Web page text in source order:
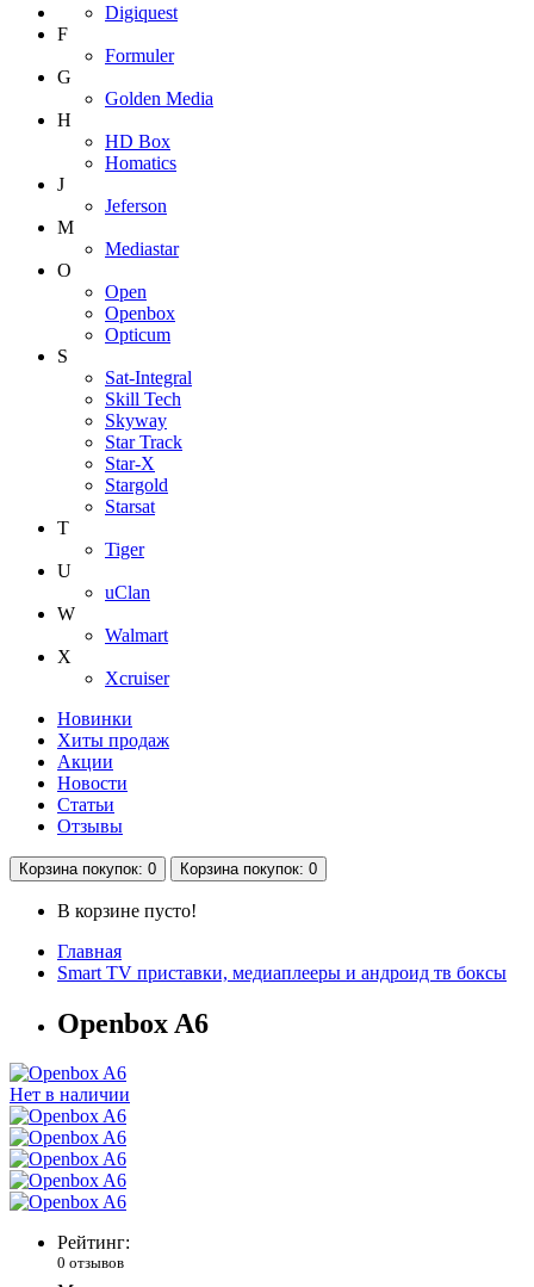
Digiquest
F
Formuler
G
Golden Media
H
HD Box
Homatics
J
Jeferson
M
Mediastar
O
Open
Openbox
Opticum
S
Sat-Integral
Skill Tech
Skyway
Star Track
Star-X
Stargold
Starsat
T
Tiger
U
uClan
W
Walmart
X
Xcruiser
Новинки
Хиты продаж
Акции
Новости
Статьи
Отзывы
Корзина покупок: 0 Корзина покупок: 0
В корзине пусто!
Главная
Smart TV приставки, медиаплееры и андроид тв боксы
Openbox A6
Нет в наличии
Рейтинг:
0 отзывов